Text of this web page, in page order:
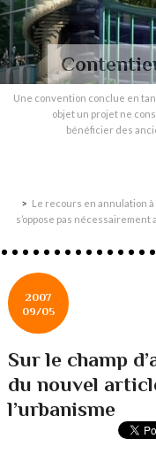
Une convention conclue en
objet un projet ne
bénéficier des
Le recours en annulation
s’oppose pas
2007
09/05
Sur le champ
du nouvel
l’urbanisme